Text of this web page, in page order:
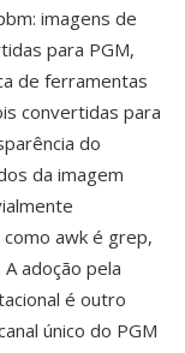
imagens de
para PGM,
de ferramentas
convertidas para
do
da imagem
awk é grep,
adoção pela
é outro
único do PGM